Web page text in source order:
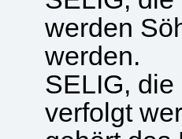
werden
werden.
SELIG,
verfolgt